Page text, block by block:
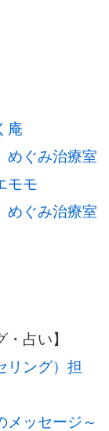
庵
ぐみ治療室
モモ
ぐみ治療室
占い】
リング）担
メッセージ～